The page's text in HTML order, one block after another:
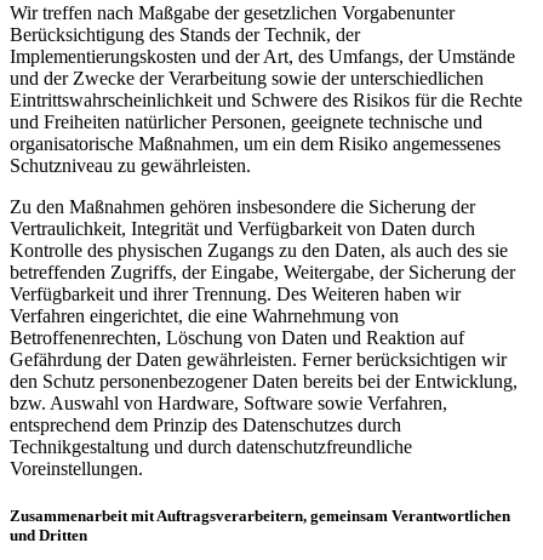
Wir treffen nach Maßgabe der gesetzlichen Vorgabenunter
Berücksichtigung des Stands der Technik, der
Implementierungskosten und der Art, des Umfangs, der Umstände
und der Zwecke der Verarbeitung sowie der unterschiedlichen
Eintrittswahrscheinlichkeit und Schwere des Risikos für die Rechte
und Freiheiten natürlicher Personen, geeignete technische und
organisatorische Maßnahmen, um ein dem Risiko angemessenes
Schutzniveau zu gewährleisten.
Zu den Maßnahmen gehören insbesondere die Sicherung der
Vertraulichkeit, Integrität und Verfügbarkeit von Daten durch
Kontrolle des physischen Zugangs zu den Daten, als auch des sie
betreffenden Zugriffs, der Eingabe, Weitergabe, der Sicherung der
Verfügbarkeit und ihrer Trennung. Des Weiteren haben wir
Verfahren eingerichtet, die eine Wahrnehmung von
Betroffenenrechten, Löschung von Daten und Reaktion auf
Gefährdung der Daten gewährleisten. Ferner berücksichtigen wir
den Schutz personenbezogener Daten bereits bei der Entwicklung,
bzw. Auswahl von Hardware, Software sowie Verfahren,
entsprechend dem Prinzip des Datenschutzes durch
Technikgestaltung und durch datenschutzfreundliche
Voreinstellungen.
Zusammenarbeit mit Auftragsverarbeitern, gemeinsam Verantwortlichen
und Dritten